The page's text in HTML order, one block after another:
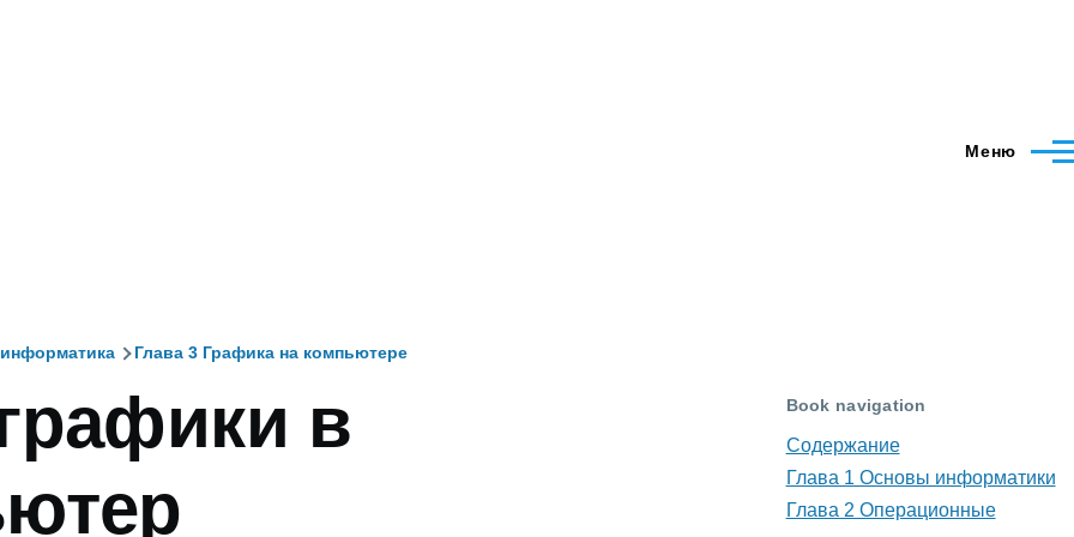
Меню
Глава 3 Графика на компьютере
в
Book navigation
Содержание
Глава 1 Основы информатики
Глава 2 Операционные